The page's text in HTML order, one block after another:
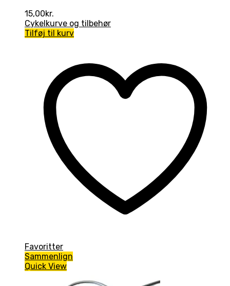
15,00kr.
Cykelkurve og tilbehør
Tilføj til kurv
Favoritter
Sammenlign
Quick View